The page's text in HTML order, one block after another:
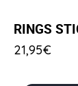
RINGS
21,95€